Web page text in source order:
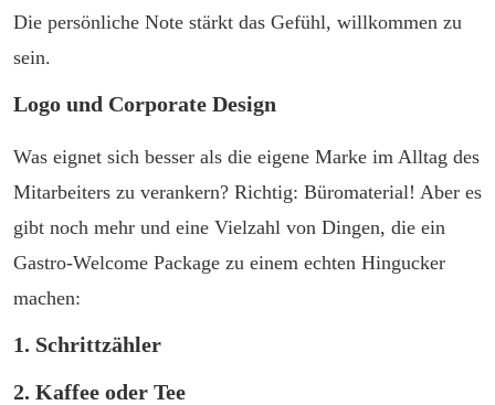
Die persönliche Note stärkt das Gefühl, willkommen zu
sein.
Logo und Corporate Design
Was eignet sich besser als die eigene Marke im Alltag des
Mitarbeiters zu verankern? Richtig: Büromaterial! Aber es
gibt noch mehr und eine Vielzahl von Dingen, die ein
Gastro-Welcome Package zu einem echten Hingucker
machen:
1. Schrittzähler
2. Kaffee oder Tee